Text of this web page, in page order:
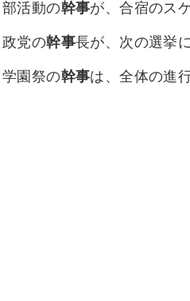
部活動の幹事が、合宿のス
政党の幹事長が、次の選挙
学園祭の幹事は、全体の進